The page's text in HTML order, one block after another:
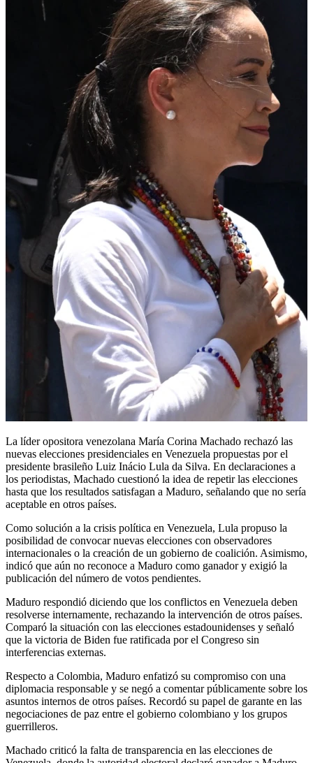
La líder opositora venezolana María Corina Machado rechazó las
nuevas elecciones presidenciales en Venezuela propuestas por el
presidente brasileño Luiz Inácio Lula da Silva. En declaraciones a
los periodistas, Machado cuestionó la idea de repetir las elecciones
hasta que los resultados satisfagan a Maduro, señalando que no sería
aceptable en otros países.
Como solución a la crisis política en Venezuela, Lula propuso la
posibilidad de convocar nuevas elecciones con observadores
internacionales o la creación de un gobierno de coalición. Asimismo,
indicó que aún no reconoce a Maduro como ganador y exigió la
publicación del número de votos pendientes.
Maduro respondió diciendo que los conflictos en Venezuela deben
resolverse internamente, rechazando la intervención de otros países.
Comparó la situación con las elecciones estadounidenses y señaló
que la victoria de Biden fue ratificada por el Congreso sin
interferencias externas.
Respecto a Colombia, Maduro enfatizó su compromiso con una
diplomacia responsable y se negó a comentar públicamente sobre los
asuntos internos de otros países. Recordó su papel de garante en las
negociaciones de paz entre el gobierno colombiano y los grupos
guerrilleros.
Machado criticó la falta de transparencia en las elecciones de